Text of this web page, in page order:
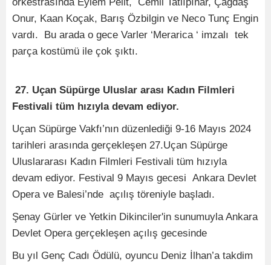
Onur, Kaan Koçak, Barış Özbilgin ve Neco Tunç Engin
vardı. Bu arada o gece Varler ‘Merarica ‘ imzalı tek
parça kostümü ile çok şıktı.
27. Uçan Süpürge Uluslar arası Kadın Filmleri
Festivali tüm hızıyla devam ediyor.
Uçan Süpürge Vakfı’nın düzenlediği 9-16 Mayıs 2024
tarihleri arasında gerçekleşen 27.Uçan Süpürge
Uluslararası Kadın Filmleri Festivali tüm hızıyla
devam ediyor. Festival 9 Mayıs gecesi Ankara Devlet
Opera ve Balesi’nde açılış töreniyle başladı.
Şenay Gürler ve Yetkin Dikinciler'in sunumuyla Ankara
Devlet Opera gerçekleşen açılış gecesinde
Bu yıl Genç Cadı Ödülü, oyuncu Deniz İlhan’a takdim